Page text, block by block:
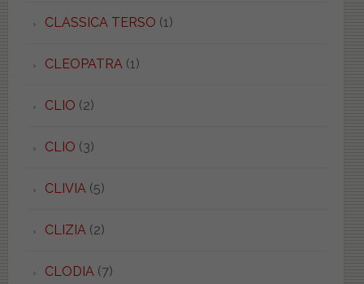
CLASSICA TERSO (1)
CLEOPATRA (1)
CLIO (2)
CLIO (3)
CLIVIA (5)
CLIZIA (2)
CLODIA (7)